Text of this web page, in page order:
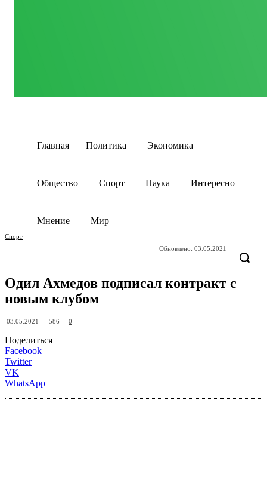
Главная Политика Экономика
Общество Спорт Наука Интересно
Мнение Мир
Спорт
Обновлено: 03.05.2021
Одил Ахмедов подписал контракт с
новым клубом
03.05.2021 586 0
Поделиться
Facebook
Twitter
VK
WhatsApp